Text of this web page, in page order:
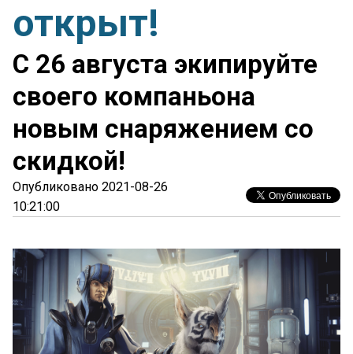
открыт!
С 26 августа экипируйте
своего компаньона
новым снаряжением со
скидкой!
Опубликовано 2021-08-26
10:21:00